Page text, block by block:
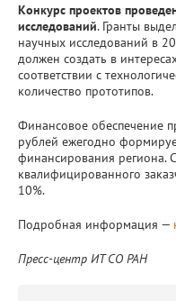
Конкурс проектов
исследований. Гранты
научных исследований в
должен создать в
соответствии с
количество прототипов.
Финансовое обеспечение
рублей ежегодно
финансирования региона.
квалифицированного
10%.
Подробная информация —
Пресс-центр ИТ СО РАН